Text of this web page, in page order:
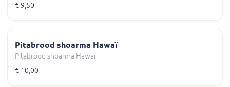
€ 9,50
Pitabrood shoarma Hawaï
Pitabrood shoarma Hawaï
€ 10,00